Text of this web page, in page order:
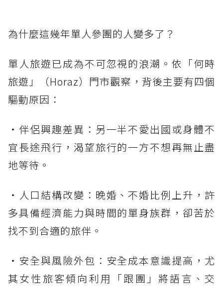
為什麼這幾年單人參團的人變多了？
單人旅遊已成為不可忽視的浪潮。依「何時
旅遊」（Horaz）門市觀察，背後主要有四個
驅動原因：
・伴侶興趣差異：另一半不愛出國或身體不
宜長途飛行，渴望旅行的一方不想再無止盡
地等待。
・人口結構改變：晚婚、不婚比例上升，許
多具備經濟能力與時間的單身族群，卻苦於
找不到合適的旅伴。
・安全與風險外包：安全成本意識提高，尤
其女性旅客傾向利用「跟團」將語言、交